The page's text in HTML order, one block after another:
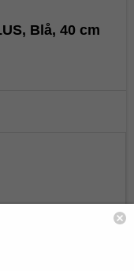
Blå, 40 cm
via email